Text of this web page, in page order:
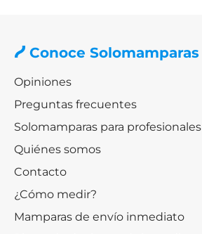
Conoce Solomamparas
Opiniones
Preguntas frecuentes
Solomamparas para profesionales
Quiénes somos
Contacto
¿Cómo medir?
Mamparas de envío inmediato